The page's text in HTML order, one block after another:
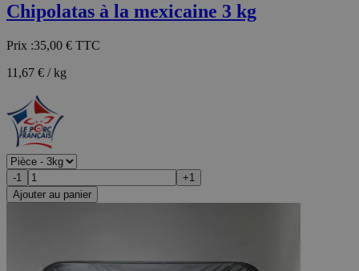
Chipolatas à la mexicaine 3 kg
Prix :35,00 € TTC
11,67 € / kg
-1
+1
Ajouter au panier